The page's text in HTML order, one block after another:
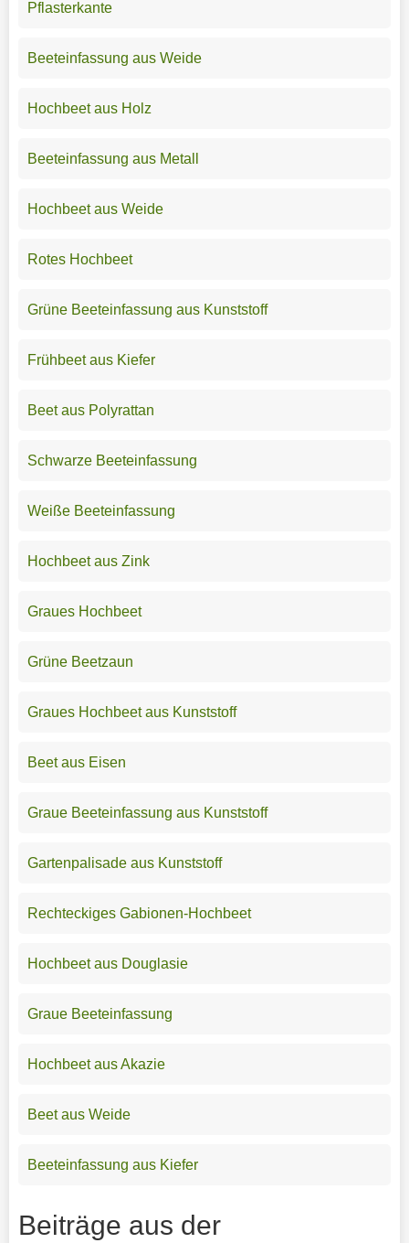
Pflasterkante
Beeteinfassung aus Weide
Hochbeet aus Holz
Beeteinfassung aus Metall
Hochbeet aus Weide
Rotes Hochbeet
Grüne Beeteinfassung aus Kunststoff
Frühbeet aus Kiefer
Beet aus Polyrattan
Schwarze Beeteinfassung
Weiße Beeteinfassung
Hochbeet aus Zink
Graues Hochbeet
Grüne Beetzaun
Graues Hochbeet aus Kunststoff
Beet aus Eisen
Graue Beeteinfassung aus Kunststoff
Gartenpalisade aus Kunststoff
Rechteckiges Gabionen-Hochbeet
Hochbeet aus Douglasie
Graue Beeteinfassung
Hochbeet aus Akazie
Beet aus Weide
Beeteinfassung aus Kiefer
Beiträge aus der